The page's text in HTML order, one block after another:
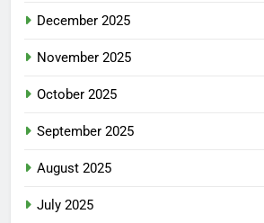
December 2025
November 2025
October 2025
September 2025
August 2025
July 2025